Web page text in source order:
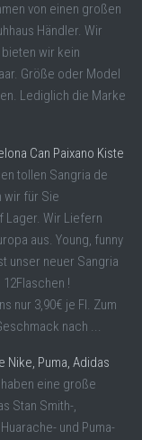
von einen großen
Händler. Wir
wir kein
Größe oder Model
Lediglich die Marke
Can Paixano Kiste
tollen Sangria de
wir für Sie
Lager. Wir Liefern
aus. Young, funny
unser neuer Sangria
12Flaschen !
nur 3,90€ je Fl. Zum
nach ...
Nike, Puma, Adidas
eine große
Stan Smith-,
und Puma-